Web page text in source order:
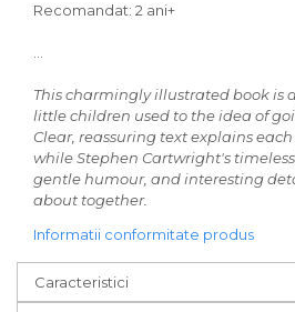
Recomandat: 2 ani+
This charmingly illustrated book is
little children used to the idea of
Clear, reassuring text explains each
while Stephen Cartwright's
gentle humour, and interesting
about together.
Informatii conformitate produs
Caracteristici